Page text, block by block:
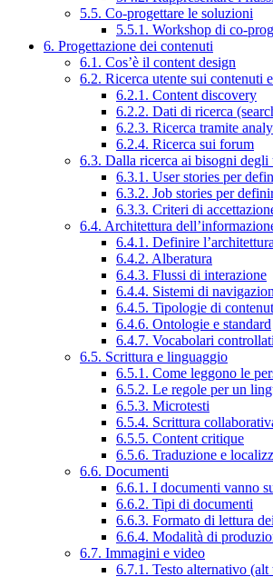
5.5. Co-progettare le soluzioni
5.5.1. Workshop di co-
6. Progettazione dei contenuti
6.1. Cos’è il content design
6.2. Ricerca utente sui contenuti
6.2.1. Content discovery
6.2.2. Dati di ricerca
6.2.3. Ricerca tramite
6.2.4. Ricerca sui forum
6.3. Dalla ricerca ai bisogni degli
6.3.1. User stories per
6.3.2. Job stories per
6.3.3. Criteri di
6.4. Architettura
6.4.1. Definire
6.4.2. Alberatura
6.4.3. Flussi di interazione
6.4.4. Sistemi di
6.4.5. Tipologie di
6.4.6. Ontologie e standard
6.4.7. Vocabolari
6.5. Scrittura e linguaggio
6.5.1. Come leggono le
6.5.2. Le regole per un
6.5.3. Microtesti
6.5.4. Scrittura
6.5.5. Content critique
6.5.6. Traduzione e
6.6. Documenti
6.6.1. I documenti vanno
6.6.2. Tipi di documenti
6.6.3. Formato di lettura
6.6.4. Modalità di
6.7. Immagini e video
6.7.1. Testo alternativo